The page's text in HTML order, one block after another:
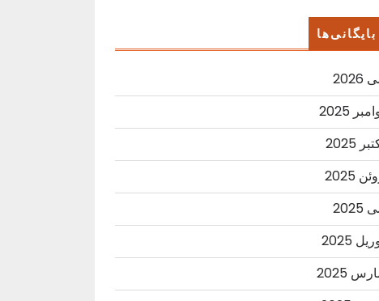
بایگانی‌ها
2025
2025
2025
2025
2025